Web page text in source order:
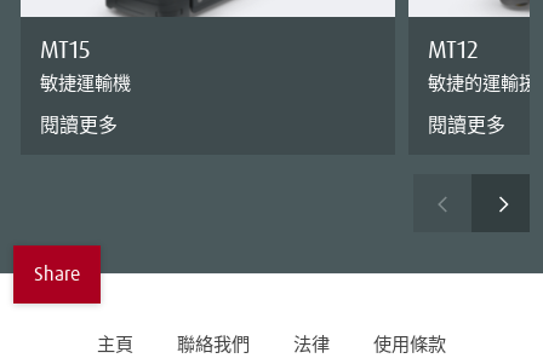
MT15
敏捷運輸機
閱讀更多
MT12
敏捷的運輸援
閱讀更多
Share
主頁 聯絡我們 法律 使用條款